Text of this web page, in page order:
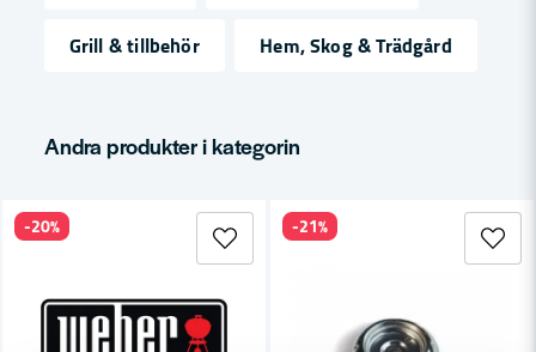
Namn
Ja, ni får publicera min fråga
Grill & tillbehör
Hem, Skog & Trädgård
Andra produkter i kategorin
-20% -21%